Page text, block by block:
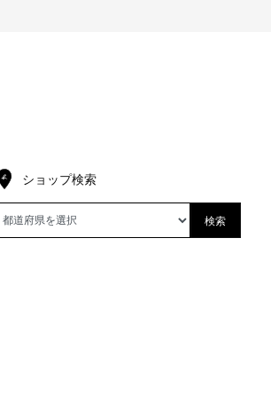
ショップ検索
検索